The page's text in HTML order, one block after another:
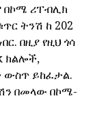
በኮሜ ሪፐብሊክ
ትንሽ ከ 202
በዚያ የዚህ ጎሳ
ክልሎች,
ውስጥ ይከፈታል.
በመላው በኮሜ-